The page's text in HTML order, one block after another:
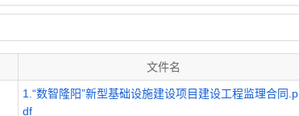
文件名
1.“数智隆阳”新型基础设施建设项目建设工程监理合同.p
df